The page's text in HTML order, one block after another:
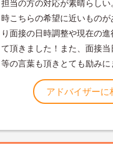
担当の方の対応が素晴らし
時こちらの希望に近いもの
り面接の日時調整や現在の
て頂きました！また、面接
等の言葉も頂きとても励みに
アドバイザーに